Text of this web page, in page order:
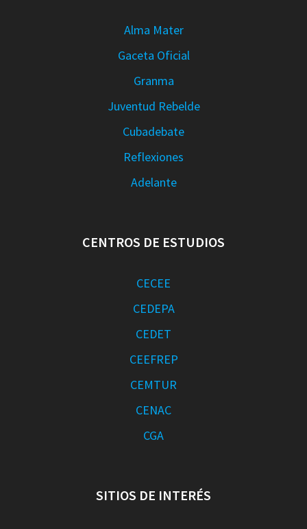
Alma Mater
Gaceta Oficial
Granma
Juventud Rebelde
Cubadebate
Reflexiones
Adelante
CENTROS DE ESTUDIOS
CECEE
CEDEPA
CEDET
CEEFREP
CEMTUR
CENAC
CGA
SITIOS DE INTERÉS